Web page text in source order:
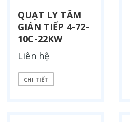
QUẠT LY TÂM
GIÁN TIẾP 4-72-
10C-22KW
Liên hệ
CHI TIẾT